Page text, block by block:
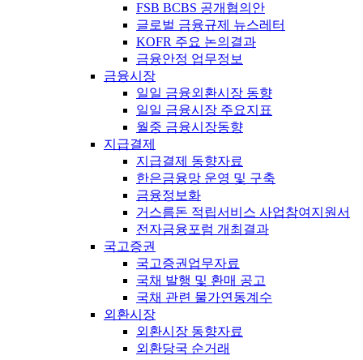
FSB BCBS 공개협의안
글로벌 금융규제 뉴스레터
KOFR 주요 논의결과
금융안정 업무정보
금융시장
일일 금융외환시장 동향
일일 금융시장 주요지표
월중 금융시장동향
지급결제
지급결제 동향자료
한은금융망 운영 및 구축
금융정보화
거스름돈 적립서비스 사업참여지원서
전자금융포럼 개최결과
국고증권
국고증권업무자료
국채 발행 및 환매 공고
국채 관련 물가연동계수
외환시장
외환시장 동향자료
외환당국 순거래